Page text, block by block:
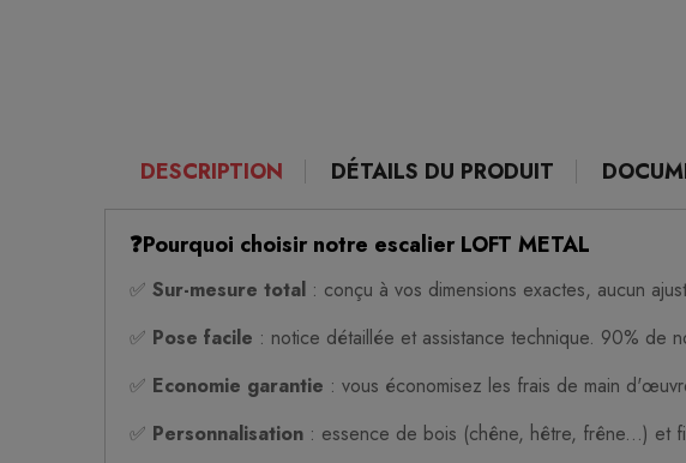
DESCRIPTION DÉTAILS DU PRODUIT
❓Pourquoi choisir notre escalier LOFT METAL
✅ Sur-mesure total : conçu à vos dimensions exactes, aucun
✅ Pose facile : notice détaillée et assistance technique. 90% de
✅ Economie garantie : vous économisez les frais de main
✅ Personnalisation : essence de bois (chêne, hêtre, frêne...) et